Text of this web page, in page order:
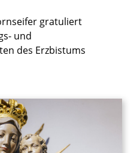
gratuliert
und
des Erzbistums